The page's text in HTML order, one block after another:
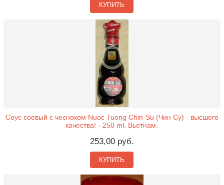
КУПИТЬ
Соус соевый с чесноком Nuoc Tuong Chin-Su (Чин Су) - высшего
качества! - 250 ml. Вьетнам.
253,00 руб.
КУПИТЬ